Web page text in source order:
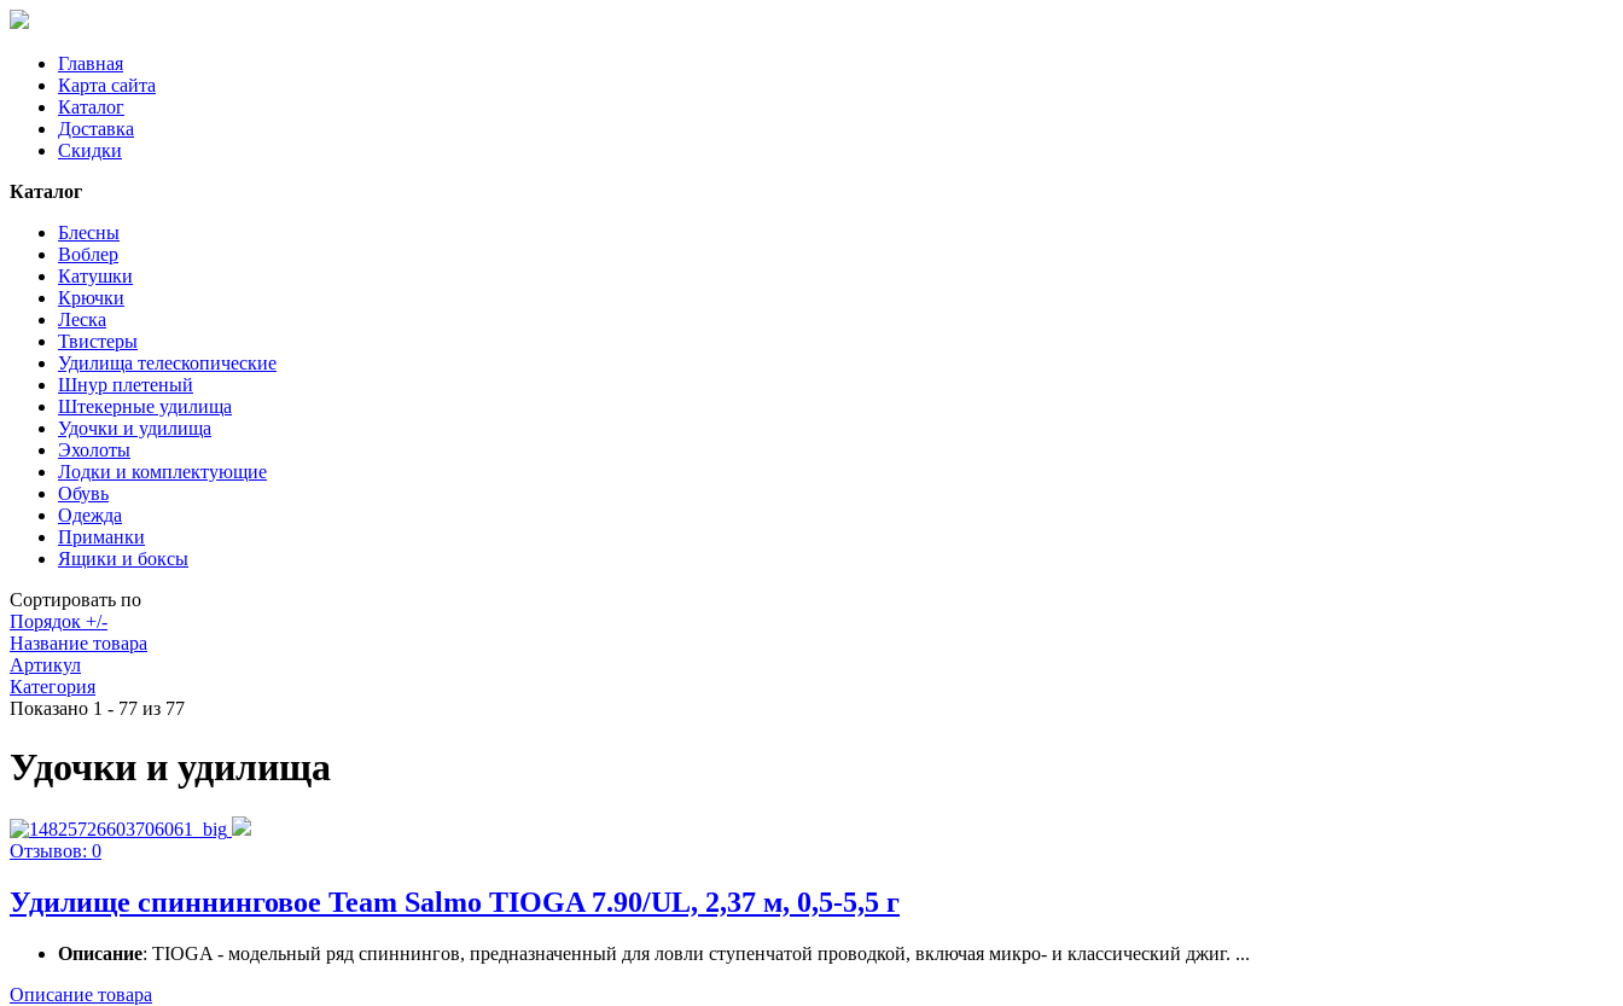
Главная
Карта сайта
Каталог
Доставка
Скидки
Каталог
Блесны
Воблер
Катушки
Крючки
Леска
Твистеры
Удилища телескопические
Шнур плетеный
Штекерные удилища
Удочки и удилища
Эхолоты
Лодки и комплектующие
Обувь
Одежда
Приманки
Ящики и боксы
Сортировать по
Порядок +/-
Название товара
Артикул
Категория
Показано 1 - 77 из 77
Удочки и удилища
Отзывов: 0
Удилище спиннинговое Team Salmo TIOGA 7.90/UL, 2,37 м, 0,5-5,5 г
Описание: TIOGA - модельный ряд спиннингов, предназначенный для ловли ступенчатой проводкой, включая микро- и классический джиг. ...
Описание товара